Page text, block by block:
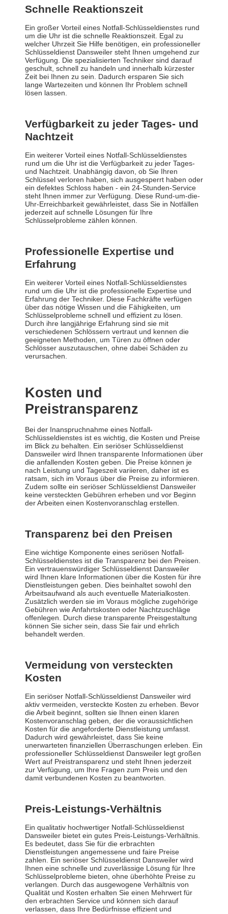
Schnelle Reaktionszeit
Ein großer Vorteil eines Notfall-Schlüsseldienstes rund
um die Uhr ist die schnelle Reaktionszeit. Egal zu
welcher Uhrzeit Sie Hilfe benötigen, ein professioneller
Schlüsseldienst Dansweiler steht Ihnen umgehend zur
Verfügung. Die spezialisierten Techniker sind darauf
geschult, schnell zu handeln und innerhalb kürzester
Zeit bei Ihnen zu sein. Dadurch ersparen Sie sich
lange Wartezeiten und können Ihr Problem schnell
lösen lassen.
Verfügbarkeit zu jeder Tages- und
Nachtzeit
Ein weiterer Vorteil eines Notfall-Schlüsseldienstes
rund um die Uhr ist die Verfügbarkeit zu jeder Tages-
und Nachtzeit. Unabhängig davon, ob Sie Ihren
Schlüssel verloren haben, sich ausgesperrt haben oder
ein defektes Schloss haben - ein 24-Stunden-Service
steht Ihnen immer zur Verfügung. Diese Rund-um-die-
Uhr-Erreichbarkeit gewährleistet, dass Sie in Notfällen
jederzeit auf schnelle Lösungen für Ihre
Schlüsselprobleme zählen können.
Professionelle Expertise und
Erfahrung
Ein weiterer Vorteil eines Notfall-Schlüsseldienstes
rund um die Uhr ist die professionelle Expertise und
Erfahrung der Techniker. Diese Fachkräfte verfügen
über das nötige Wissen und die Fähigkeiten, um
Schlüsselprobleme schnell und effizient zu lösen.
Durch ihre langjährige Erfahrung sind sie mit
verschiedenen Schlössern vertraut und kennen die
geeigneten Methoden, um Türen zu öffnen oder
Schlösser auszutauschen, ohne dabei Schäden zu
verursachen.
Kosten und
Preistransparenz
Bei der Inanspruchnahme eines Notfall-
Schlüsseldienstes ist es wichtig, die Kosten und Preise
im Blick zu behalten. Ein seriöser Schlüsseldienst
Dansweiler wird Ihnen transparente Informationen über
die anfallenden Kosten geben. Die Preise können je
nach Leistung und Tageszeit variieren, daher ist es
ratsam, sich im Voraus über die Preise zu informieren.
Zudem sollte ein seriöser Schlüsseldienst Dansweiler
keine versteckten Gebühren erheben und vor Beginn
der Arbeiten einen Kostenvoranschlag erstellen.
Transparenz bei den Preisen
Eine wichtige Komponente eines seriösen Notfall-
Schlüsseldienstes ist die Transparenz bei den Preisen.
Ein vertrauenswürdiger Schlüsseldienst Dansweiler
wird Ihnen klare Informationen über die Kosten für ihre
Dienstleistungen geben. Dies beinhaltet sowohl den
Arbeitsaufwand als auch eventuelle Materialkosten.
Zusätzlich werden sie im Voraus mögliche zugehörige
Gebühren wie Anfahrtskosten oder Nachtzuschläge
offenlegen. Durch diese transparente Preisgestaltung
können Sie sicher sein, dass Sie fair und ehrlich
behandelt werden.
Vermeidung von versteckten
Kosten
Ein seriöser Notfall-Schlüsseldienst Dansweiler wird
aktiv vermeiden, versteckte Kosten zu erheben. Bevor
die Arbeit beginnt, sollten sie Ihnen einen klaren
Kostenvoranschlag geben, der die voraussichtlichen
Kosten für die angeforderte Dienstleistung umfasst.
Dadurch wird gewährleistet, dass Sie keine
unerwarteten finanziellen Überraschungen erleben. Ein
professioneller Schlüsseldienst Dansweiler legt großen
Wert auf Preistransparenz und steht Ihnen jederzeit
zur Verfügung, um Ihre Fragen zum Preis und den
damit verbundenen Kosten zu beantworten.
Preis-Leistungs-Verhältnis
Ein qualitativ hochwertiger Notfall-Schlüsseldienst
Dansweiler bietet ein gutes Preis-Leistungs-Verhältnis.
Es bedeutet, dass Sie für die erbrachten
Dienstleistungen angemessene und faire Preise
zahlen. Ein seriöser Schlüsseldienst Dansweiler wird
Ihnen eine schnelle und zuverlässige Lösung für Ihre
Schlüsselprobleme bieten, ohne überhöhte Preise zu
verlangen. Durch das ausgewogene Verhältnis von
Qualität und Kosten erhalten Sie einen Mehrwert für
den erbrachten Service und können sich darauf
verlassen, dass Ihre Bedürfnisse effizient und